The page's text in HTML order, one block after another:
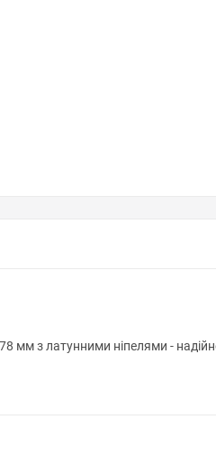
з латунними ніпелями -